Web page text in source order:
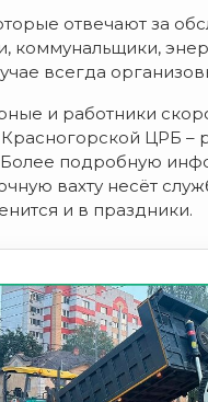
отвечают за
коммунальщики,
всегда
и работники
ЦРБ –
Более подробную
вахту несёт
и в праздники.